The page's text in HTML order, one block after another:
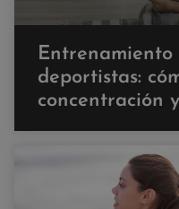
deportistas:
concentración